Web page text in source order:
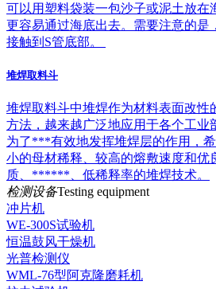
可以用塑料袋装一包沙子或泥土放在
更容易通过海底出去。需要注意的是
接触到S管底部。
堆焊取料斗
堆焊取料斗中堆焊作为材料表面改性
方法，越来越广泛地应用于各个工业
为了***有效地发挥堆焊层的作用，
小的母材稀释、较高的熔敷速度和优
质、******、低稀释率的堆焊技术。
检测设备Testing equipment
冲片机
WE-300S试验机
恒温鼓风干燥机
光普检测仪
WML-76型阿克隆磨耗机